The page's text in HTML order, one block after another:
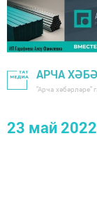
АРЧА
"Арча хәбәрләре"
23 май